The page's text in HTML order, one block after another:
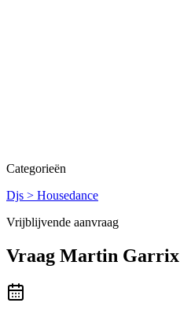
Categorieën
Djs > Housedance
Vrijblijvende aanvraag
Vraag Martin Garrix